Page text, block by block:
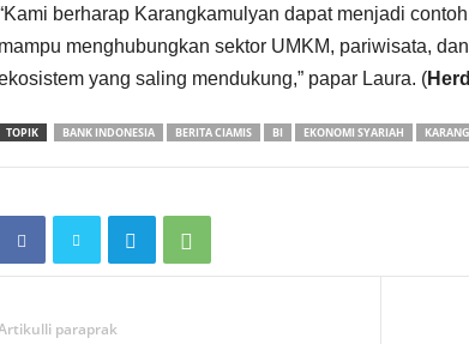
berharap Karangkamulyan dapat menjadi
mampu menghubungkan sektor UMKM, pariwisata,
yang saling mendukung,” papar Laura. (
TOPIK BANK INDONESIA BERITA CIAMIS BI EKONOMI SYARIAH
paraprak